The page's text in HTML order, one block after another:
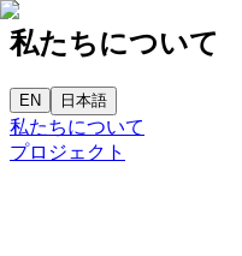
私たちについて
EN 日本語
私たちについて
プロジェクト